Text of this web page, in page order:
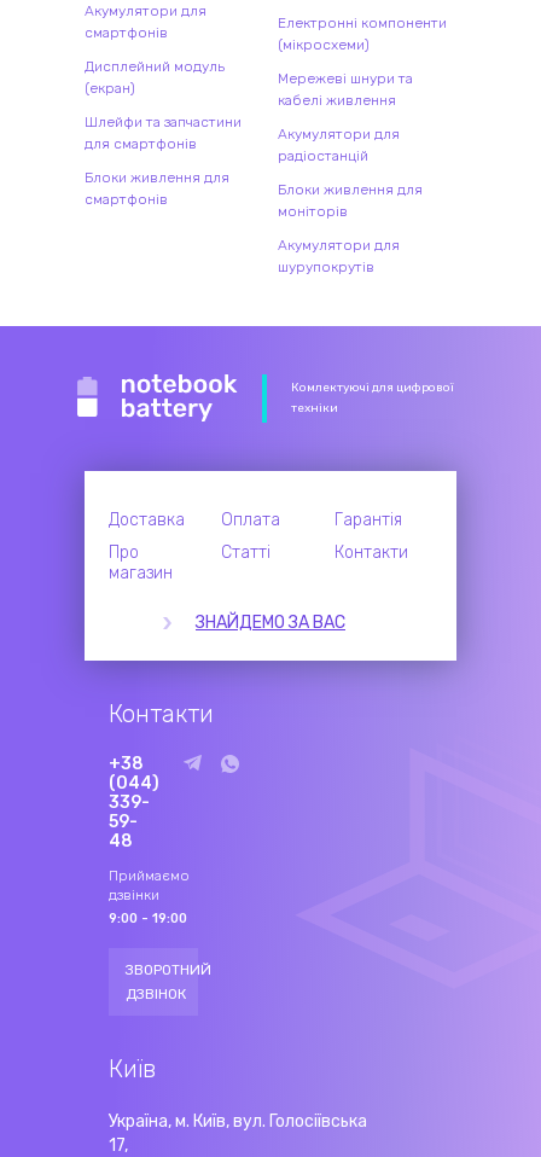
Акумулятори для
смартфонів
Дисплейний модуль
(екран)
Шлейфи та запчастини
для смартфонів
Блоки живлення для
смартфонів
Електронні компоненти
(мікросхеми)
Мережеві шнури та
кабелі живлення
Акумулятори для
радіостанцій
Блоки живлення для
моніторів
Акумулятори для
шурупокрутів
Комлектуючі для цифрової
техніки
Доставка Оплата
Гарантія
Про
магазин
Статті Контакти
ЗНАЙДЕМО ЗА ВАС
Контакти
+38
(044)
339-
59-
48
Приймаємо
дзвінки
9:00 - 19:00
ЗВОРОТНИЙ
ДЗВІНОК
Київ
Україна, м. Київ, вул. Голосіївська
17,